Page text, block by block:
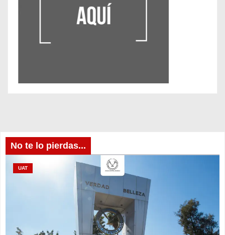
No te lo pierdas...
UAT